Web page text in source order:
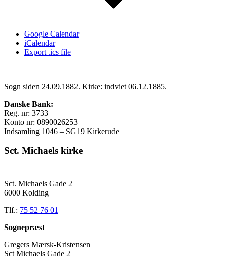
Google Calendar
iCalendar
Export .ics file
Sogn siden 24.09.1882. Kirke: indviet 06.12.1885.
Danske Bank:
Reg. nr: 3733
Konto nr: 0890026253
Indsamling 1046 – SG19 Kirkerude
Sct. Michaels kirke
Sct. Michaels Gade 2
6000 Kolding
Tlf.: 75 52 76 01
Sognepræst
Gregers Mærsk-Kristensen
Sct Michaels Gade 2